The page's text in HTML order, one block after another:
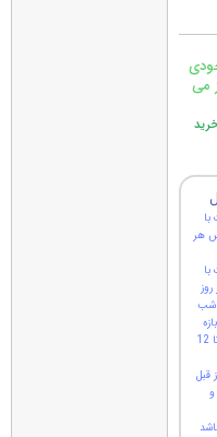
می
هر
زمانی 9 صبح تا 12
قبل